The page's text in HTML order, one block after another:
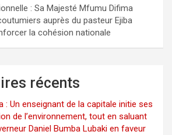
: Sa Majesté Mfumu Difima
auprès du pasteur Ejiba
la cohésion nationale
récents
: Un enseignant de la capitale initie ses
de l’environnement, tout en saluant
Daniel Bumba Lubaki en faveur